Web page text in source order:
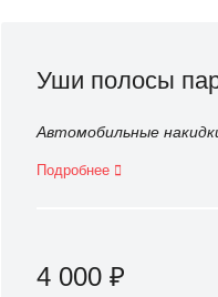
Уши полосы
Автомобильные
Подробнее
4 000 ₽